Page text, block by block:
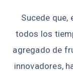
Sucede que,
todos los
agregado de
innovadores,